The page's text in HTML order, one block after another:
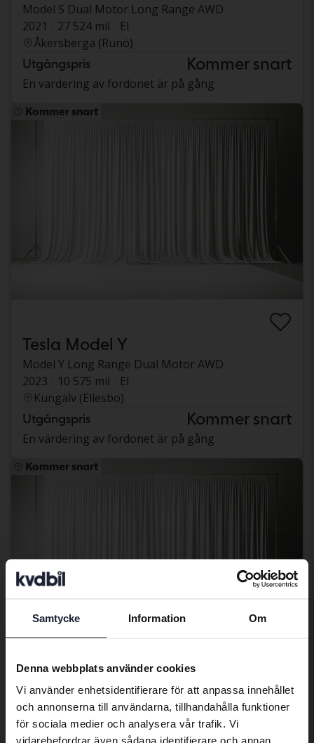
Samtycke Information Om
Denna webbplats använder cookies
Vi använder enhetsidentifierare för att anpassa innehållet
och annonserna till användarna, tillhandahålla funktioner
för sociala medier och analysera vår trafik. Vi
vidarebefordrar även sådana identifierare och annan
Model S Dual Motor Long Range AWD
2021
27 524 mil
El
Åkersberga (Runö)
Utgångspris Kommer snart
En värdering av fordonet är på gång
Kommer snart
Tesla Model Y
Model Y Long Range Dual Motor AWD
2023
10 575 mil
El
Kungälv (Ellesbo)
Utgångspris Kommer snart
En värdering av fordonet är på gång
Kommer snart
Tesla Model Y
Model Y Performance Dual Motor AWD
2023
15 802 mil El
Preferred language
We have detected that your browser
Swedish. To better service our friends
abroad we have an English language
site (kvdcars.com) that contains all the